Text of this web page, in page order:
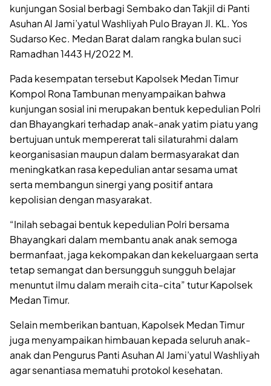
kunjungan Sosial berbagi Sembako dan Takjil di Panti
Asuhan Al Jami’yatul Washliyah Pulo Brayan Jl. KL. Yos
Sudarso Kec. Medan Barat dalam rangka bulan suci
Ramadhan 1443 H/2022 M.
Pada kesempatan tersebut Kapolsek Medan Timur
Kompol Rona Tambunan menyampaikan bahwa
kunjungan sosial ini merupakan bentuk kepedulian Polri
dan Bhayangkari terhadap anak-anak yatim piatu yang
bertujuan untuk mempererat tali silaturahmi dalam
keorganisasian maupun dalam bermasyarakat dan
meningkatkan rasa kepedulian antar sesama umat
serta membangun sinergi yang positif antara
kepolisian dengan masyarakat.
“Inilah sebagai bentuk kepedulian Polri bersama
Bhayangkari dalam membantu anak anak semoga
bermanfaat, jaga kekompakan dan kekeluargaan serta
tetap semangat dan bersungguh sungguh belajar
menuntut ilmu dalam meraih cita-cita” tutur Kapolsek
Medan Timur.
Selain memberikan bantuan, Kapolsek Medan Timur
juga menyampaikan himbauan kepada seluruh anak-
anak dan Pengurus Panti Asuhan Al Jami’yatul Washliyah
agar senantiasa mematuhi protokol kesehatan.